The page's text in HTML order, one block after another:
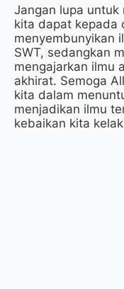
Jangan lupa untuk
kita dapat kepada
menyembunyikan
SWT, sedangkan
mengajarkan ilmu
akhirat. Semoga
kita dalam
menjadikan ilmu
kebaikan kita